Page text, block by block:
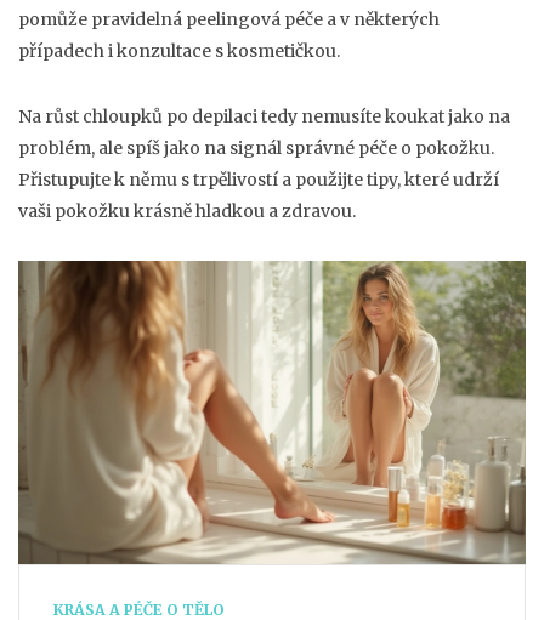
pomůže pravidelná peelingová péče a v některých
případech i konzultace s kosmetičkou.
Na růst chloupků po depilaci tedy nemusíte koukat jako na
problém, ale spíš jako na signál správné péče o pokožku.
Přistupujte k němu s trpělivostí a použijte tipy, které udrží
vaši pokožku krásně hladkou a zdravou.
KRÁSA A PÉČE O TĚLO